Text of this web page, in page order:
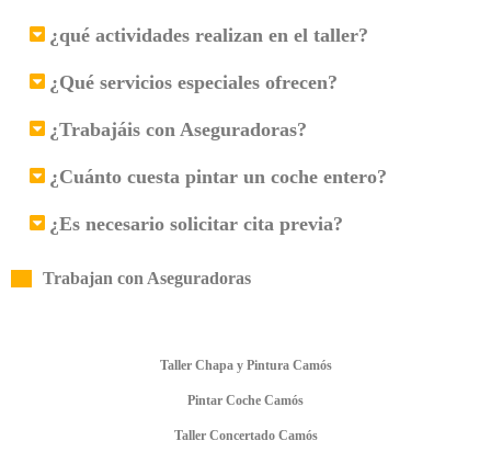
¿qué actividades realizan en el taller?
¿Qué servicios especiales ofrecen?
¿Trabajáis con Aseguradoras?
¿Cuánto cuesta pintar un coche entero?
¿Es necesario solicitar cita previa?
Trabajan con Aseguradoras
Taller Chapa y Pintura Camós
Pintar Coche Camós
Taller Concertado Camós